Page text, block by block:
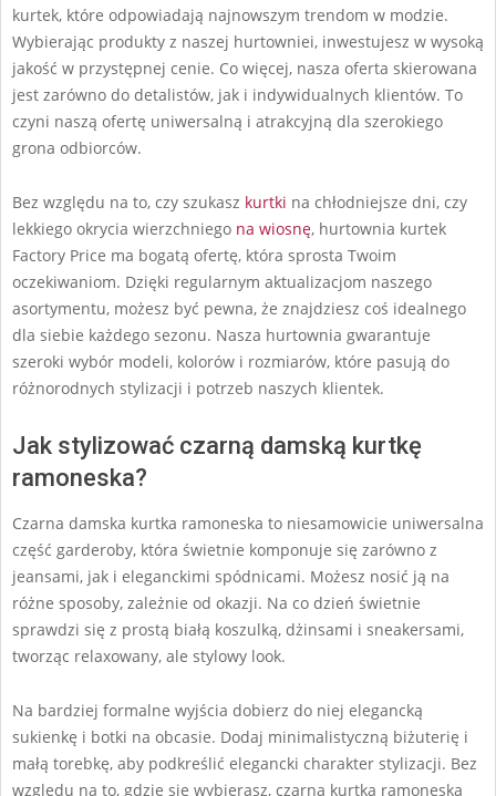
kurtek, które odpowiadają najnowszym trendom w modzie.
Wybierając produkty z naszej hurtowniei, inwestujesz w wysoką
jakość w przystępnej cenie. Co więcej, nasza oferta skierowana
jest zarówno do detalistów, jak i indywidualnych klientów. To
czyni naszą ofertę uniwersalną i atrakcyjną dla szerokiego
grona odbiorców.
Bez względu na to, czy szukasz kurtki na chłodniejsze dni, czy
lekkiego okrycia wierzchniego na wiosnę, hurtownia kurtek
Factory Price ma bogatą ofertę, która sprosta Twoim
oczekiwaniom. Dzięki regularnym aktualizacjom naszego
asortymentu, możesz być pewna, że znajdziesz coś idealnego
dla siebie każdego sezonu. Nasza hurtownia gwarantuje
szeroki wybór modeli, kolorów i rozmiarów, które pasują do
różnorodnych stylizacji i potrzeb naszych klientek.
Jak stylizować czarną damską kurtkę
ramoneska?
Czarna damska kurtka ramoneska to niesamowicie uniwersalna
część garderoby, która świetnie komponuje się zarówno z
jeansami, jak i eleganckimi spódnicami. Możesz nosić ją na
różne sposoby, zależnie od okazji. Na co dzień świetnie
sprawdzi się z prostą białą koszulką, dżinsami i sneakersami,
tworząc relaxowany, ale stylowy look.
Na bardziej formalne wyjścia dobierz do niej elegancką
sukienkę i botki na obcasie. Dodaj minimalistyczną biżuterię i
małą torebkę, aby podkreślić elegancki charakter stylizacji. Bez
względu na to, gdzie się wybierasz, czarna kurtka ramoneska